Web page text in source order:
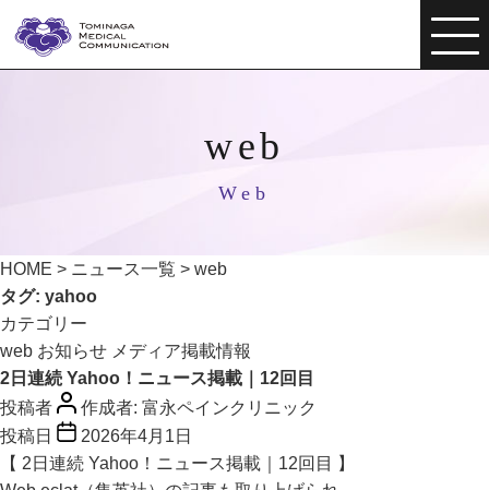
web
Web
HOME > ニュース一覧 > web
タグ: yahoo
カテゴリー
web お知らせ メディア掲載情報
2日連続 Yahoo！ニュース掲載｜12回目
投稿者
作成者: 富永ペインクリニック
投稿日
2026年4月1日
【 2日連続 Yahoo！ニュース掲載｜12回目 】